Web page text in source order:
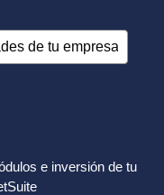
e inversión de tu